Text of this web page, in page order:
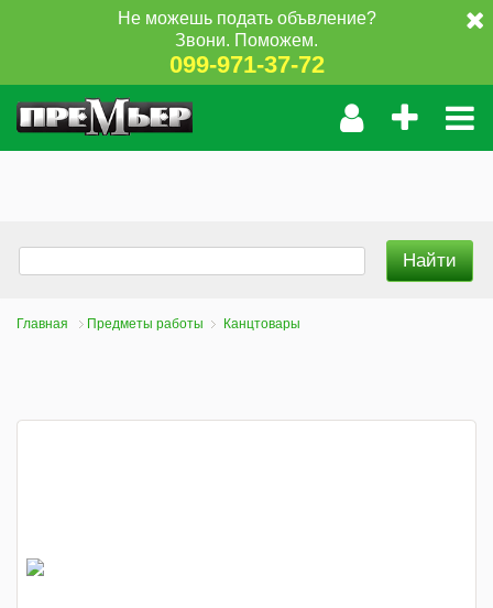
Не можешь подать объвление?
Звони. Поможем.
099-971-37-72
Главная Предметы работы Канцтовары